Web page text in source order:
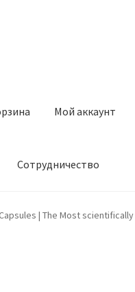
Мой аккаунт
Сотрудничество
Оставить отзыв
| The Most